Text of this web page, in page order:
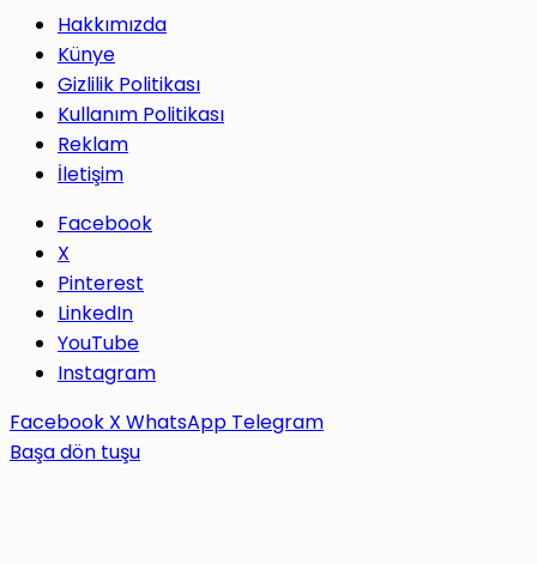
Hakkımızda
Künye
Gizlilik Politikası
Kullanım Politikası
Reklam
İletişim
Facebook
X
Pinterest
LinkedIn
YouTube
Instagram
Facebook X WhatsApp Telegram
Başa dön tuşu